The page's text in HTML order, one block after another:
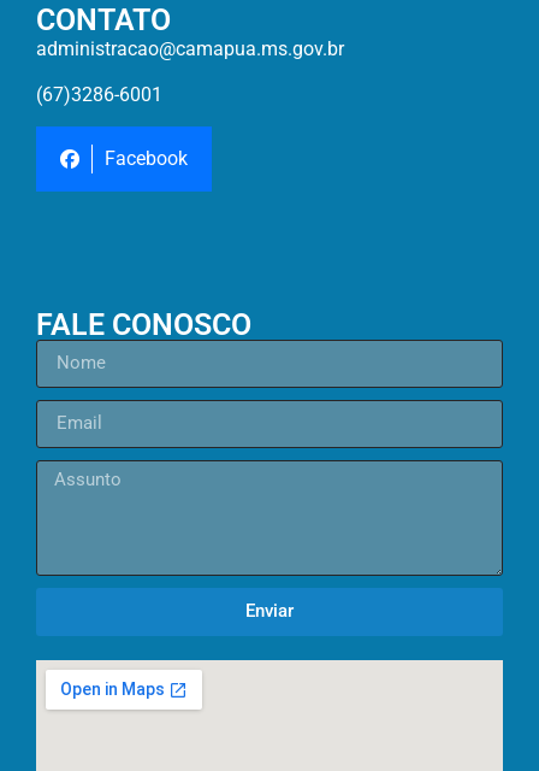
CONTATO
administracao@camapua.ms.gov.br
(67)3286-6001
Facebook
FALE CONOSCO
Enviar